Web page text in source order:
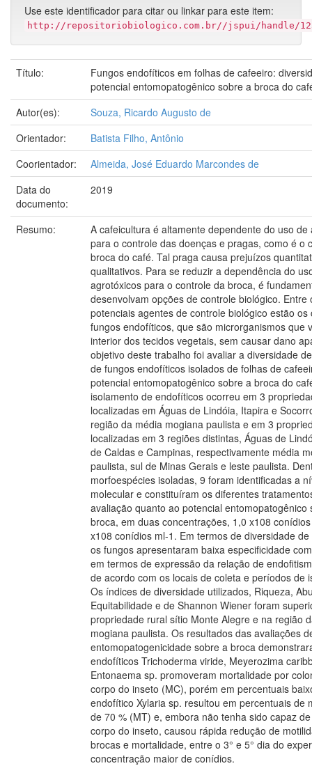
Use este identificador para citar ou linkar para este item:
http://repositoriobiologico.com.br//jspui/handle/
Título:
Fungos endofíticos em folhas de cafeeiro:
potencial entomopatogênico sobre a broca do
Autor(es):
Souza, Ricardo Augusto de
Orientador:
Batista Filho, Antônio
Coorientador:
Almeida, José Eduardo Marcondes de
Data do
documento:
2019
Resumo:
A cafeicultura é altamente dependente do uso de
para o controle das doenças e pragas, como é o
broca do café. Tal praga causa prejuízos
qualitativos. Para se reduzir a dependência do
agrotóxicos para o controle da broca, é
desenvolvam opções de controle biológico. Entre
potenciais agentes de controle biológico estão os
fungos endofíticos, que são microrganismos que
interior dos tecidos vegetais, sem causar dano
objetivo deste trabalho foi avaliar a diversidade
de fungos endofíticos isolados de folhas de
potencial entomopatogênico sobre a broca do
isolamento de endofíticos ocorreu em 3
localizadas em Águas de Lindóia, Itapira e
região da média mogiana paulista e em 3
localizadas em 3 regiões distintas, Águas de
de Caldas e Campinas, respectivamente média
paulista, sul de Minas Gerais e leste paulista.
morfoespécies isoladas, 9 foram identificadas a
molecular e constituíram os diferentes
avaliação quanto ao potencial entomopatogênico
broca, em duas concentrações, 1,0 x108
x108 conídios ml-1. Em termos de diversidade
os fungos apresentaram baixa especificidade
em termos de expressão da relação de
de acordo com os locais de coleta e períodos de
Os índices de diversidade utilizados, Riqueza,
Equitabilidade e de Shannon Wiener foram
propriedade rural sítio Monte Alegre e na região
mogiana paulista. Os resultados das avaliações
entomopatogenicidade sobre a broca
endofíticos Trichoderma viride, Meyerozima
Entonaema sp. promoveram mortalidade por
corpo do inseto (MC), porém em percentuais
endofítico Xylaria sp. resultou em percentuais de
de 70 % (MT) e, embora não tenha sido capaz
corpo do inseto, causou rápida redução de
brocas e mortalidade, entre o 3° e 5° dia do
concentração maior de conídios.